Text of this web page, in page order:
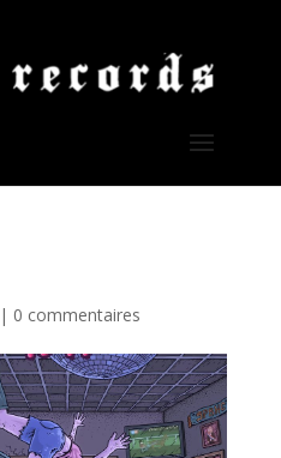
| 0 commentaires